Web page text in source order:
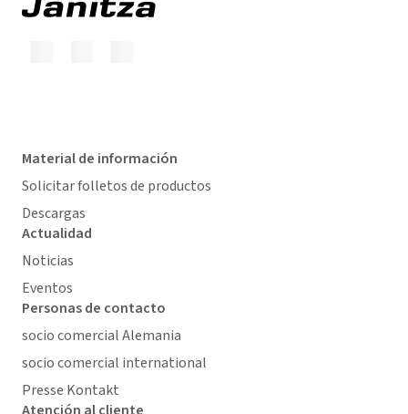
Material de información
Solicitar folletos de productos
Descargas
Actualidad
Noticias
Eventos
Personas de contacto
socio comercial Alemania
socio comercial international
Presse Kontakt